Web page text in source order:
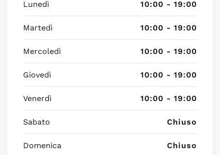
Lunedì 10:00 - 19:00
Martedì 10:00 - 19:00
Mercoledì 10:00 - 19:00
Giovedì 10:00 - 19:00
Venerdì 10:00 - 19:00
Sabato Chiuso
Domenica Chiuso